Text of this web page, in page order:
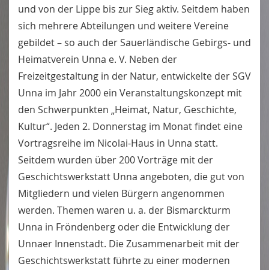
und von der Lippe bis zur Sieg aktiv. Seitdem haben
sich mehrere Abteilungen und weitere Vereine
gebildet – so auch der Sauerländische Gebirgs- und
Heimatverein Unna e. V. Neben der
Freizeitgestaltung in der Natur, entwickelte der SGV
Unna im Jahr 2000 ein Veranstaltungskonzept mit
den Schwerpunkten „Heimat, Natur, Geschichte,
Kultur“. Jeden 2. Donnerstag im Monat findet eine
Vortragsreihe im Nicolai-Haus in Unna statt.
Seitdem wurden über 200 Vorträge mit der
Geschichtswerkstatt Unna angeboten, die gut von
Mitgliedern und vielen Bürgern angenommen
werden. Themen waren u. a. der Bismarckturm
Unna in Fröndenberg oder die Entwicklung der
Unnaer Innenstadt. Die Zusammenarbeit mit der
Geschichtswerkstatt führte zu einer modernen